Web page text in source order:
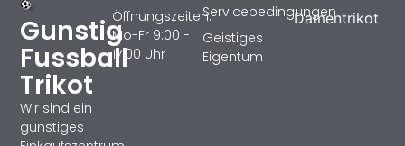
Gunstig
Fussball
Trikot
Wir sind ein
günstiges
Damentrikot
Servicebedingungen
Geistiges
Eigentum
Öffnungszeiten:
Mo-Fr 9:00 -
17:00 Uhr